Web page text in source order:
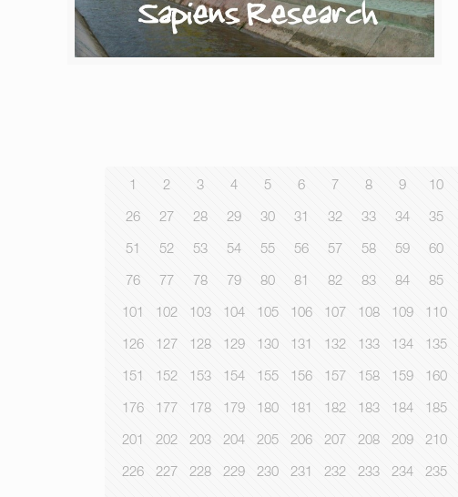
1 2 3 4 5 6 7 8 9 10
26 27 28 29 30 31 32 33 34 35
51 52 53 54 55 56 57 58 59 60
76 77 78 79 80 81 82 83 84 85
101 102 103 104 105 106 107 108 109 110
126 127 128 129 130 131 132 133 134 135
151 152 153 154 155 156 157 158 159 160
176 177 178 179 180 181 182 183 184 185
201 202 203 204 205 206 207 208 209 210
226 227 228 229 230 231 232 233 234 235